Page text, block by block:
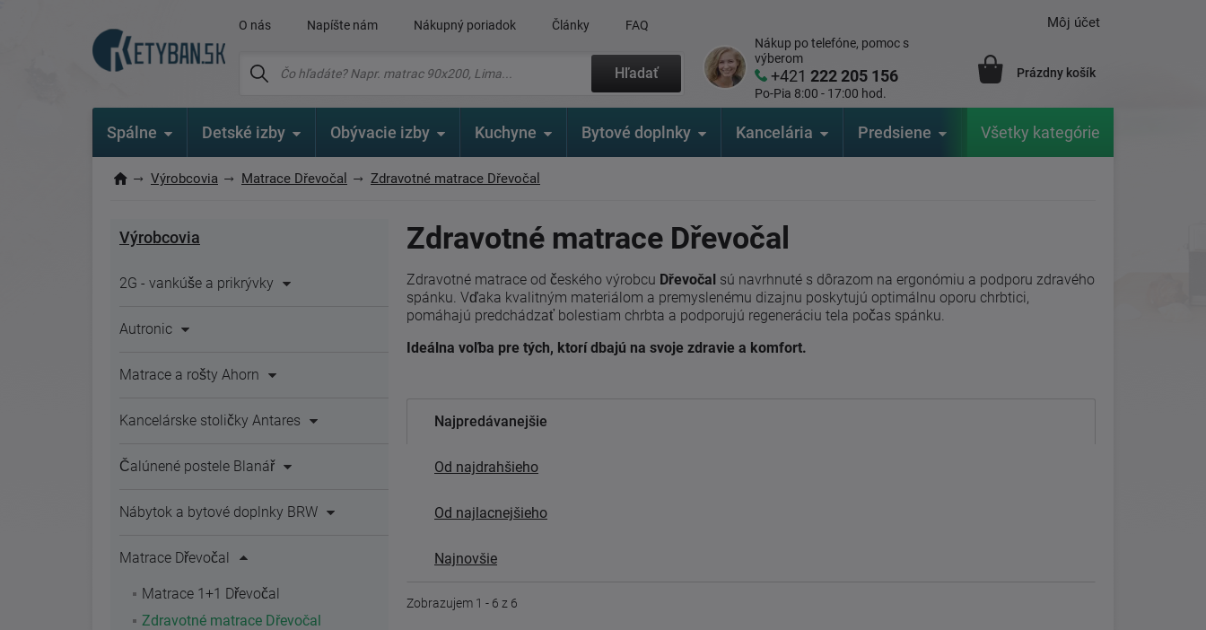
O nás Napíšte nám Nákupný poriadok Články FAQ
Hľadať
Nákup po telefóne, pomoc s
výberom
+421222 205 156
Po-Pia 8:00 - 17:00 hod.
Môj účet
Prázdny košík
Spálne Detské izby Obývacie izby Kuchyne Bytové doplnky Kancelária Predsiene Výrobcovia
Všetky kategórie
Výrobcovia Matrace Dřevočal Zdravotné matrace Dřevočal
Výrobcovia
2G - vankúše a prikrývky
Autronic
Matrace a rošty Ahorn
Kancelárske stoličky Antares
Čalúnené postele Blanář
Nábytok a bytové doplnky BRW
Matrace Dřevočal
Matrace 1+1 Dřevočal
Zdravotné matrace Dřevočal
Zdravotné matrace Dřevočal
Zdravotné matrace od českého výrobcu Dřevočal sú navrhnuté s dôrazom na ergonómiu a podporu zdravého
spánku. Vďaka kvalitným materiálom a premyslenému dizajnu poskytujú optimálnu oporu chrbtici,
pomáhajú predchádzať bolestiam chrbta a podporujú regeneráciu tela počas spánku.
Ideálna voľba pre tých, ktorí dbajú na svoje zdravie a komfort.
Najpredávanejšie
Od najdrahšieho
Od najlacnejšieho
Najnovšie
Zobrazujem 1 - 6 z 6